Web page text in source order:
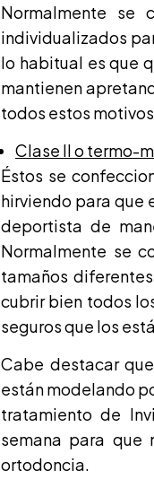
Normalmente se
individualizados
lo habitual es que
mantienen
todos estos
Clase II o termo-
Éstos se
hirviendo para que
deportista de
Normalmente se
tamaños
cubrir bien todos
seguros que los
Cabe destacar
están modelando
tratamiento de
semana para que
ortodoncia.